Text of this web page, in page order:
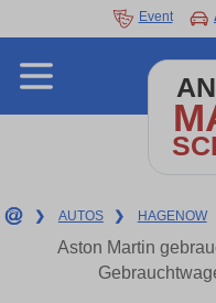
Event
❯ AUTOS ❯ HAGENOW
Aston Martin